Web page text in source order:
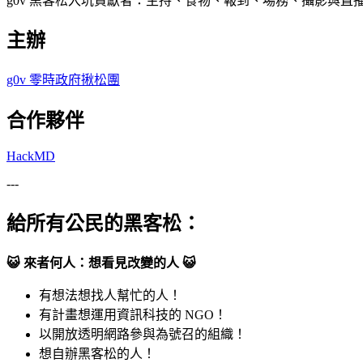
主辦
g0v 零時政府揪松團
合作夥伴
HackMD
---
給所有公民的黑客松 ：
😺 來者何人：想看見改變的人 😺
有想法想找人幫忙的人！
有計畫想運用資訊科技的 NGO！
以開放透明網路參與為號召的組織！
想自辦黑客松的人！